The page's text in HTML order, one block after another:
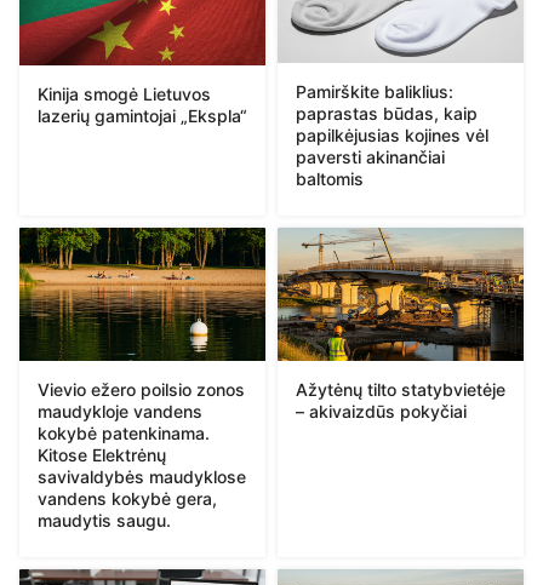
Kinija smogė Lietuvos
lazerių gamintojai „Ekspla“
Pamirškite baliklius:
paprastas būdas, kaip
papilkėjusias kojines vėl
paversti akinančiai
baltomis
Vievio ežero poilsio zonos
maudykloje vandens
kokybė patenkinama.
Kitose Elektrėnų
savivaldybės maudyklose
vandens kokybė gera,
maudytis saugu.
Ažytėnų tilto statybvietėje
– akivaizdūs pokyčiai